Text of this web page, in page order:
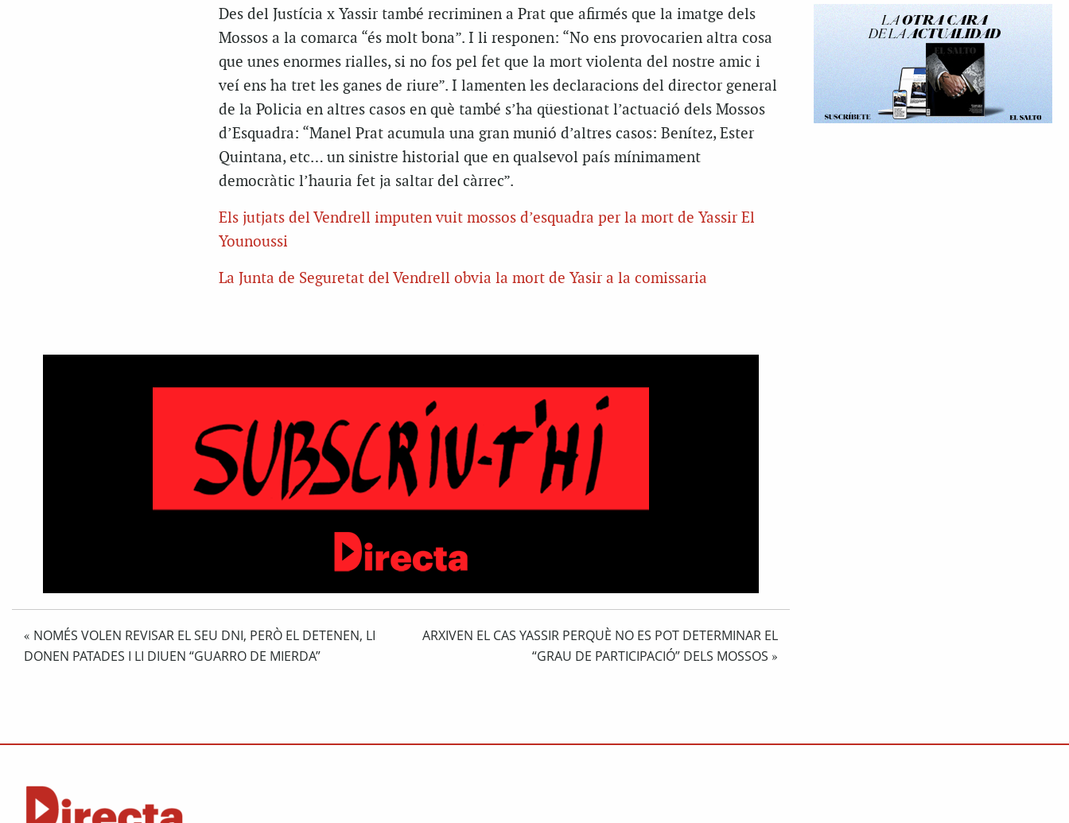
Des del Justícia x Yassir també recriminen a Prat que afirmés que la imatge dels
Mossos a la comarca “és molt bona”. I li responen: “No ens provocarien altra cosa
que unes enormes rialles, si no fos pel fet que la mort violenta del nostre amic i
veí ens ha tret les ganes de riure”. I lamenten les declaracions del director general
de la Policia en altres casos en què també s’ha qüestionat l’actuació dels Mossos
d’Esquadra: “Manel Prat acumula una gran munió d’altres casos: Benítez, Ester
Quintana, etc… un sinistre historial que en qualsevol país mínimament
democràtic l’hauria fet ja saltar del càrrec”.
Els jutjats del Vendrell imputen vuit mossos d’esquadra per la mort de Yassir El
Younoussi
La Junta de Seguretat del Vendrell obvia la mort de Yasir a la comissaria
« NOMÉS VOLEN REVISAR EL SEU DNI, PERÒ EL DETENEN, LI
DONEN PATADES I LI DIUEN “GUARRO DE MIERDA”
ARXIVEN EL CAS YASSIR PERQUÈ NO ES POT DETERMINAR EL
“GRAU DE PARTICIPACIÓ” DELS MOSSOS »